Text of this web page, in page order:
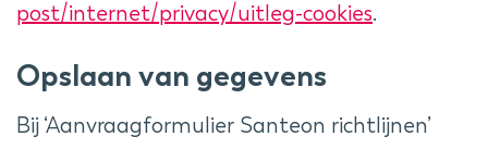
post/internet/privacy/uitleg-cookies.
Opslaan van gegevens
Bij ‘Aanvraagformulier Santeon richtlijnen’